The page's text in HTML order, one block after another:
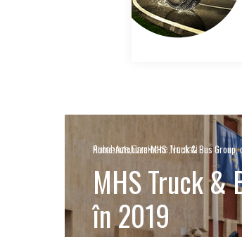
Home Autobuze MHS Truck & Bus
AutobuzeCamioaneNoutati
MHS Truck &
în 2019